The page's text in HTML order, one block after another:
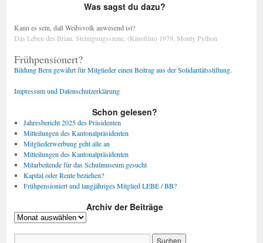
Was sagst du dazu?
Kann es sein, daß Weibsvolk anwesend ist?
Das Leben des Brian, Steinigungsszene, (Kinofilm) 1979 Monty Python
Frühpensionert?
Bildung Bern gewährt für Mitglieder einen Beitrag aus der Solidaritätsstiftung.
Impressum und Datenschutzerklärung
Schon gelesen?
Jahresbericht 2025 des Präsidenten
Mitteilungen des Kantonalpräsidenten
Mitgliederwerbung geht alle an
Mitteilungen des Kantonalpräsidenten
Mitarbeitende für das Schulmuseum gesucht
Kapital oder Rente beziehen?
Frühpensioniert und langjähriges Mitglied LEBE / BB?
Archiv der Beiträge
Archiv